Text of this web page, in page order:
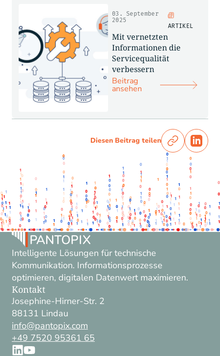
ARTIKEL
03. September
2025
Mit vernetzten
Informationen die
Servicequalität
verbessern
Beitrag
ansehen
Diesen Beitrag teilen
Intelligente Lösungen für technische
Kommunikation. Informationsprozesse
optimieren, digitalen Datenwert maximieren.
Kontakt
Josephine-Hirner-Str. 2
88131 Lindau
info@pantopix.com
+49 7520 95361 65